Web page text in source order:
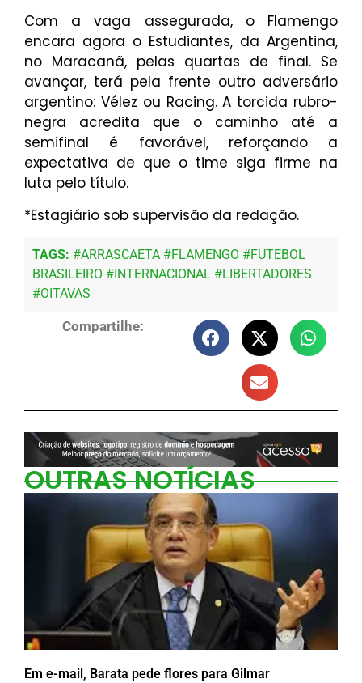
Com a vaga assegurada, o Flamengo
encara agora o Estudiantes, da Argentina,
no Maracanã, pelas quartas de final. Se
avançar, terá pela frente outro adversário
argentino: Vélez ou Racing. A torcida rubro-
negra acredita que o caminho até a
semifinal é favorável, reforçando a
expectativa de que o time siga firme na
luta pelo título.
*Estagiário sob supervisão da redação.
TAGS: #ARRASCAETA #FLAMENGO #FUTEBOL
BRASILEIRO #INTERNACIONAL #LIBERTADORES
#OITAVAS
Compartilhe:
OUTRAS NOTÍCIAS
Em e-mail, Barata pede flores para Gilmar